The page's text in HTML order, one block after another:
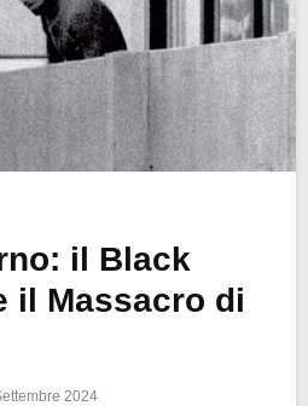
il Black
il Massacro di
2024